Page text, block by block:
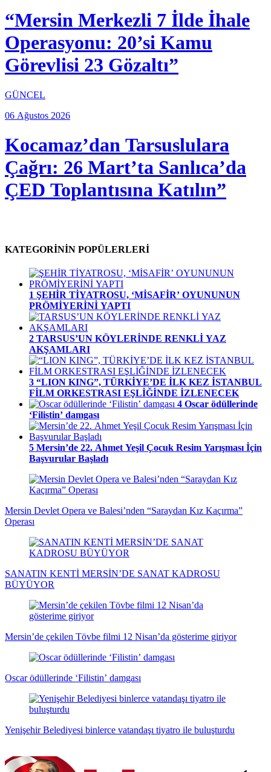
“Mersin Merkezli 7 İlde İhale
Operasyonu: 20’si Kamu
Görevlisi 23 Gözaltı”
GÜNCEL
06 Ağustos 2026
Kocamaz’dan Tarsuslulara
Çağrı: 26 Mart’ta Sanlıca’da
ÇED Toplantısına Katılın”
KATEGORİNİN POPÜLERLERİ
1 ŞEHİR TİYATROSU, ‘MİSAFİR’ OYUNUNUN
PRÖMİYERİNİ YAPTI
2 TARSUS’UN KÖYLERİNDE RENKLİ YAZ
AKŞAMLARI
3 “LION KING”, TÜRKİYE’DE İLK KEZ İSTANBUL
FİLM ORKESTRASI EŞLİĞİNDE İZLENECEK
4 Oscar ödüllerinde
‘Filistin’ damgası
5 Mersin’de 22. Ahmet Yeşil Çocuk Resim Yarışması İçin
Başvurular Başladı
Mersin Devlet Opera ve Balesi’nden “Saraydan Kız Kaçırma”
Operası
SANATIN KENTİ MERSİN’DE SANAT KADROSU
BÜYÜYOR
Mersin’de çekilen Tövbe filmi 12 Nisan’da gösterime giriyor
Oscar ödüllerinde ‘Filistin’ damgası
Yenişehir Belediyesi binlerce vatandaşı tiyatro ile buluşturdu